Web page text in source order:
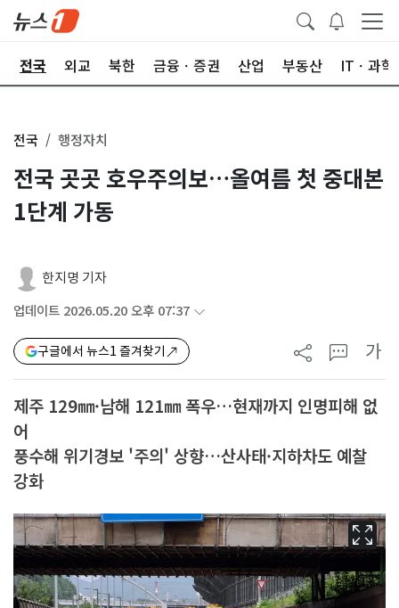
전국 외교 북한 금융ㆍ증권 산업 부동산 ITㆍ과학
전국 행정자치
전국 곳곳 호우주의보…올여름 첫 중대본
1단계 가동
한지명 기자
업데이트 2026.05.20 오후 07:37
구글에서 뉴스1 즐겨찾기 가
제주 129㎜·남해 121㎜ 폭우…현재까지 인명피해 없
어
풍수해 위기경보 '주의' 상향…산사태·지하차도 예찰
강화